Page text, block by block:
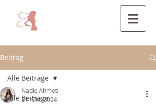
Beitrag
Alle Beiträge
Alle Beiträge
Nadie Ahmeti
21. Okt. 2024